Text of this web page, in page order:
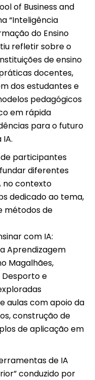
of Business and
“Inteligência
do Ensino
refletir sobre o
de ensino
docentes,
dos estudantes e
pedagógicos
em rápida
para o futuro
participantes
diferentes
no contexto
dedicado ao tema,
métodos de
com IA:
Aprendizagem
Magalhães,
Desporto e
aulas com apoio da
construção de
de aplicação em
de IA
conduzido por